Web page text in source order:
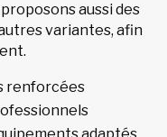
aussi des
variantes, afin
renforcées